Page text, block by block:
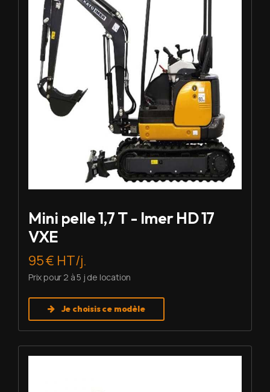
Mini pelle 1,7 T - Imer HD 17
VXE
95 € HT/j.
Prix pour 2 à 5 j de location
Je choisis ce modèle
Louer Mini pelle 2,7 T - Imer HD 27 V5